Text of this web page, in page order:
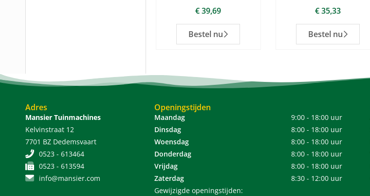
€39,69
Bestel nu
€35,33
Bestel nu
Adres
Mansier Tuinmachines
Kelvinstraat 12
7701 BZ Dedemsvaart
0523 - 613464
0523 - 613594
info@mansier.com
Openingstijden
Maandag
9:00 - 18:00 uur
Dinsdag
8:00 - 18:00 uur
Woensdag
8:00 - 18:00 uur
Donderdag
8:00 - 18:00 uur
Vrijdag
8:00 - 18:00 uur
Zaterdag
8:30 - 12:00 uur
Gewijzigde openingstijden: